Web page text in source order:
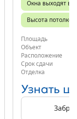
Окна выходят во
Высота
Площадь
Объект
Расположение
Срок сдачи
Отделка
Узнать